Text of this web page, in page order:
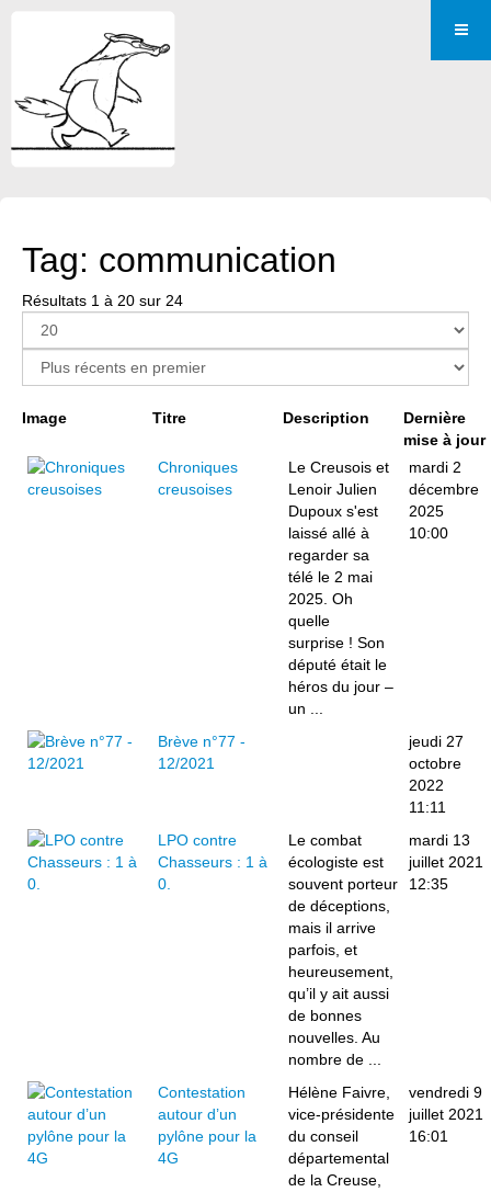
Tag: communication
Résultats 1 à 20 sur 24
Image Titre Description
Dernière
mise à jour
Chroniques
creusoises
Le Creusois et
Lenoir Julien
Dupoux s'est
laissé allé à
regarder sa
télé le 2 mai
2025. Oh
quelle
surprise ! Son
député était le
héros du jour –
un ...
mardi 2
décembre
2025
10:00
Brève n°77 -
12/2021
jeudi 27
octobre
2022
11:11
LPO contre
Chasseurs : 1 à
0.
Le combat
écologiste est
souvent porteur
de déceptions,
mais il arrive
parfois, et
heureusement,
qu’il y ait aussi
de bonnes
nouvelles. Au
nombre de ...
mardi 13
juillet 2021
12:35
Contestation
autour d’un
pylône pour la
4G
Hélène Faivre,
vice-présidente
du conseil
départemental
de la Creuse,
vendredi 9
juillet 2021
16:01